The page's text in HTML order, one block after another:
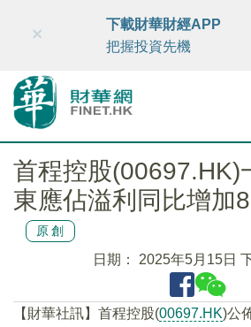
財華智庫網 FINTV FINMETA
×
下載財華財經APP
把握投資先機
首程控股(00697.HK)
東應佔溢利同比增加
原創
日期： 2025年5月15日
【財華社訊】首程控股(00697.HK)公